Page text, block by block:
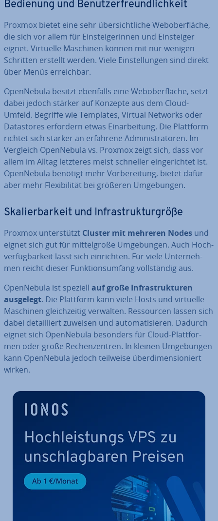
Bedienung und Be­nut­zer­freund­lich­keit
Proxmox bietet eine sehr über­sicht­li­che Web­ober­flä­che,
die sich vor allem für Ein­stei­ge­rin­nen und Ein­stei­ger
eignet. Virtuelle Maschinen können mit nur wenigen
Schritten erstellt werden. Viele Ein­stel­lun­gen sind direkt
über Menüs er­reich­bar.
Open­Ne­bu­la besitzt ebenfalls eine Web­ober­flä­che, setzt
dabei jedoch stärker auf Konzepte aus dem Cloud-
Umfeld. Begriffe wie Templates, Virtual Networks oder
Da­tasto­res erfordern etwas Ein­ar­bei­tung. Die Plattform
richtet sich stärker an erfahrene Ad­mi­nis­tra­to­ren. Im
Vergleich Open­Ne­bu­la vs. Proxmox zeigt sich, dass vor
allem im Alltag letzteres meist schneller ein­ge­rich­tet ist.
Open­Ne­bu­la benötigt mehr Vor­be­rei­tung, bietet dafür
aber mehr Fle­xi­bi­li­tät bei größeren Um­ge­bun­gen.
Ska­lier­bar­keit und In­fra­struk­tur­grö­ße
Proxmox un­ter­stützt Cluster mit mehreren Nodes und
eignet sich gut für mit­tel­gro­ße Um­ge­bun­gen. Auch Hoch­
ver­füg­bar­keit lässt sich ein­rich­ten. Für viele Un­ter­neh­
men reicht dieser Funk­ti­ons­um­fang voll­stän­dig aus.
Open­Ne­bu­la ist speziell auf große In­fra­struk­tu­ren
ausgelegt. Die Plattform kann viele Hosts und virtuelle
Maschinen gleich­zei­tig verwalten. Res­sour­cen lassen sich
dabei de­tail­liert zuweisen und au­to­ma­ti­sie­ren. Dadurch
eignet sich Open­Ne­bu­la besonders für Cloud-Platt­for­
men oder große Re­chen­zen­tren. In kleinen Um­ge­bun­gen
kann Open­Ne­bu­la jedoch teilweise über­di­men­sio­niert
wirken.